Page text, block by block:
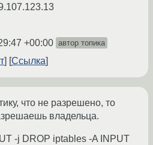
+00:00 автор топика
Ссылка
что не разрешено, то
владельца.
-j DROP iptables -A INPUT